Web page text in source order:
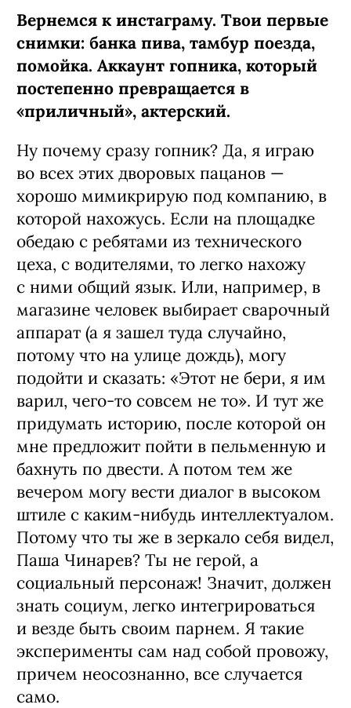
Вернемся к инстаграму. Твои первые
снимки: банка пива, тамбур поезда,
помойка. Аккаунт гопника, который
постепенно превращается в
«приличный», актерский.
Ну почему сразу гопник? Да, я играю
во всех этих дворовых пацанов —
хорошо мимикрирую под компанию, в
которой нахожусь. Если на площадке
обедаю с ребятами из технического
цеха, с водителями, то легко нахожу
с ними общий язык. Или, например, в
магазине человек выбирает сварочный
аппарат (а я зашел туда случайно,
потому что на улице дождь), могу
подойти и сказать: «Этот не бери, я им
варил, чего-то совсем не то». И тут же
придумать историю, после которой он
мне предложит пойти в пельменную и
бахнуть по двести. А потом тем же
вечером могу вести диалог в высоком
штиле с каким-нибудь интеллектуалом.
Потому что ты же в зеркало себя видел,
Паша Чинарев? Ты не герой, а
социальный персонаж! Значит, должен
знать социум, легко интегрироваться
и везде быть своим парнем. Я такие
эксперименты сам над собой провожу,
причем неосознанно, все случается
само.